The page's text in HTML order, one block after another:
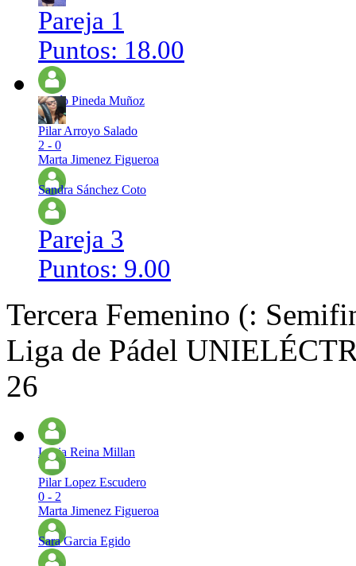
Pareja 1
Puntos: 18.00
Rocío Pineda Muñoz
Pilar Arroyo Salado
2 - 0
Marta Jimenez Figueroa
Sandra Sánchez Coto
Pareja 3
Puntos: 9.00
Tercera Femenino (:
Liga de Pádel
26
Lucia Reina Millan
Pilar Lopez Escudero
0 - 2
Marta Jimenez Figueroa
Sara Garcia Egido